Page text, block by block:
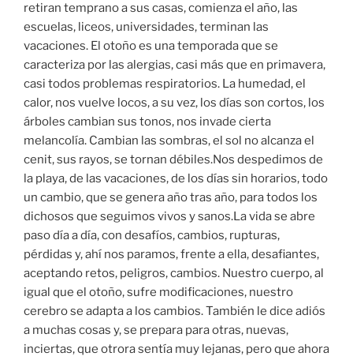
retiran temprano a sus casas, comienza el año, las
escuelas, liceos, universidades, terminan las
vacaciones. El otoño es una temporada que se
caracteriza por las alergias, casi más que en primavera,
casi todos problemas respiratorios. La humedad, el
calor, nos vuelve locos, a su vez, los días son cortos, los
árboles cambian sus tonos, nos invade cierta
melancolía. Cambian las sombras, el sol no alcanza el
cenit, sus rayos, se tornan débiles.Nos despedimos de
la playa, de las vacaciones, de los días sin horarios, todo
un cambio, que se genera año tras año, para todos los
dichosos que seguimos vivos y sanos.La vida se abre
paso día a día, con desafíos, cambios, rupturas,
pérdidas y, ahí nos paramos, frente a ella, desafiantes,
aceptando retos, peligros, cambios. Nuestro cuerpo, al
igual que el otoño, sufre modificaciones, nuestro
cerebro se adapta a los cambios. También le dice adiós
a muchas cosas y, se prepara para otras, nuevas,
inciertas, que otrora sentía muy lejanas, pero que ahora